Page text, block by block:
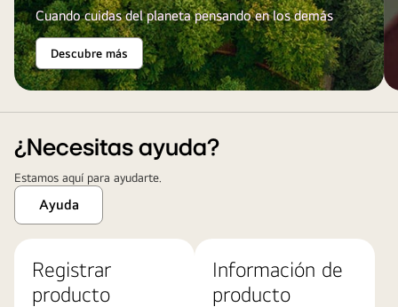
Cuando cuidas del planeta pensando en los demás
Descubre más
¿Necesitas ayuda?
Estamos aquí para ayudarte.
Ayuda
Registrar
producto
Información de
producto